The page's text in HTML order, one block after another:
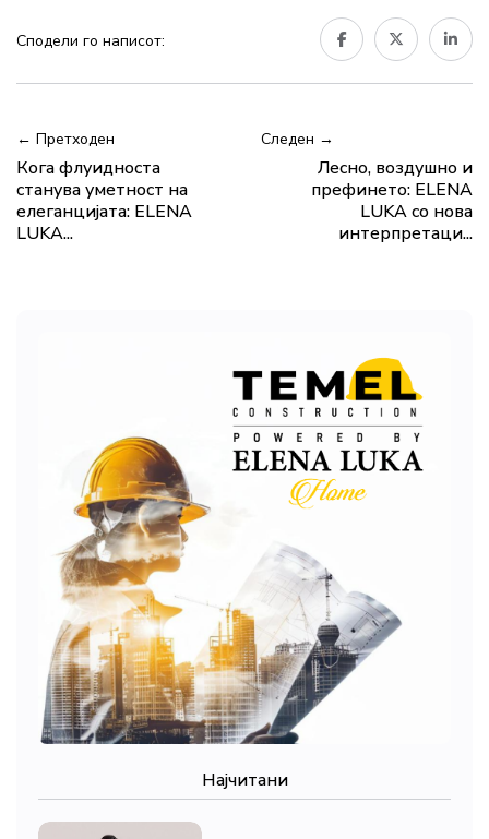
Сподели го написот:
← Претходен
Кога флуидноста
станува уметност на
елеганцијата: ELENA
LUKA...
Следен →
Лесно, воздушно и
префинето: ELENA
LUKA со нова
интерпретаци...
Најчитани